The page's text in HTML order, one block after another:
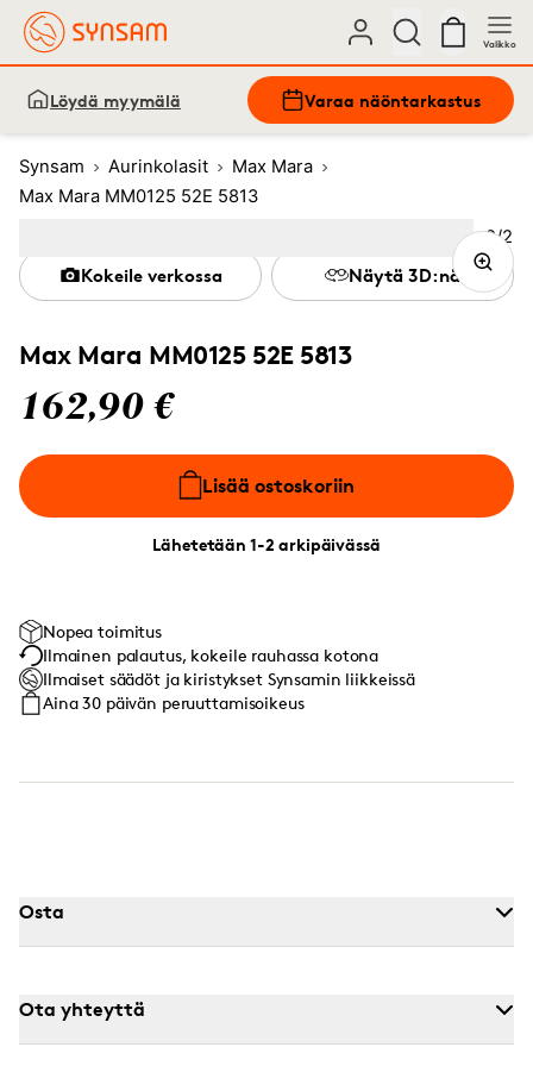
Valikko
Löydä myymälä Varaa näöntarkastus
Synsam Aurinkolasit
Max Mara
Max Mara MM0125 52E 5813
Max Mara MM0125 52E 5813
162,90 €
Lisää ostoskoriin
Lähetetään 1-2 arkipäivässä
Kokeile verkossa Näytä 3D:nä
Nopea toimitus
Ilmainen palautus, kokeile rauhassa kotona
Ilmaiset säädöt ja kiristykset Synsamin liikkeissä
Aina 30 päivän peruuttamisoikeus
Kuva
2/2
(Current image)
Osta
Ota yhteyttä